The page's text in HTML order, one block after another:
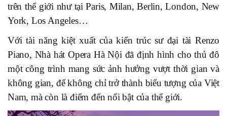
trên thế giới như tại Paris, Milan, Berlin, London, New
York, Los Angeles…
Với tài năng kiệt xuất của kiến trúc sư đại tài Renzo
Piano, Nhà hát Opera Hà Nội đã định hình cho thủ đô
một công trình mang sức ảnh hưởng vượt thời gian và
không gian, để không chỉ trở thành biểu tượng của Việt
Nam, mà còn là điểm đến nổi bật của thế giới.